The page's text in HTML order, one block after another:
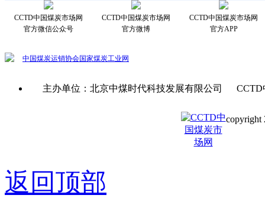
CCTD中国煤炭市场网
官方微信公众号
CCTD中国煤炭市场网
官方微博
CCTD中国煤炭市场网
官方APP
中国煤炭运销协会国家煤炭工业网
主办单位：北京中煤时代科技发展有限公司
copyright
返回顶部